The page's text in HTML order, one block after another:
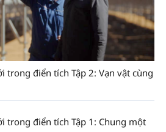
điển tích Tập 2: Vạn vật cùng
trong điển tích Tập 1: Chung một